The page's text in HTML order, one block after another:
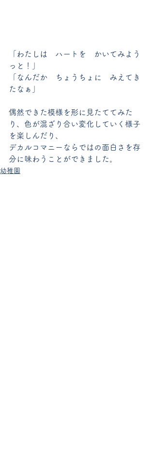
「わたしは　ハートを　かいてみよう
っと！」
「なんだか　ちょうちょに　みえてき
たなぁ」
偶然できた模様を形に見たててみた
り、色が混ざり合い変化していく様子
を楽しんだり、
デカルコマニーならではの面白さを存
分に味わうことができました。
幼稚園